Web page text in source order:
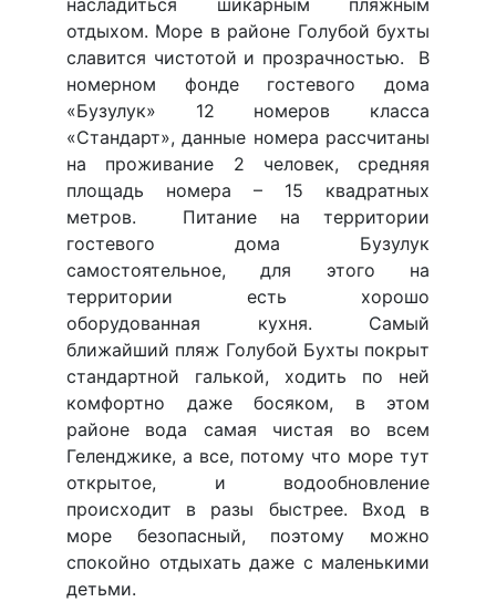
насладиться шикарным пляжным
отдыхом. Море в районе Голубой бухты
славится чистотой и прозрачностью. В
номерном фонде гостевого дома
«Бузулук» 12 номеров класса
«Стандарт», данные номера рассчитаны
на проживание 2 человек, средняя
площадь номера – 15 квадратных
метров. Питание на территории
гостевого дома Бузулук
самостоятельное, для этого на
территории есть хорошо
оборудованная кухня. Самый
ближайший пляж Голубой Бухты покрыт
стандартной галькой, ходить по ней
комфортно даже босяком, в этом
районе вода самая чистая во всем
Геленджике, а все, потому что море тут
открытое, и водообновление
происходит в разы быстрее. Вход в
море безопасный, поэтому можно
спокойно отдыхать даже с маленькими
детьми.